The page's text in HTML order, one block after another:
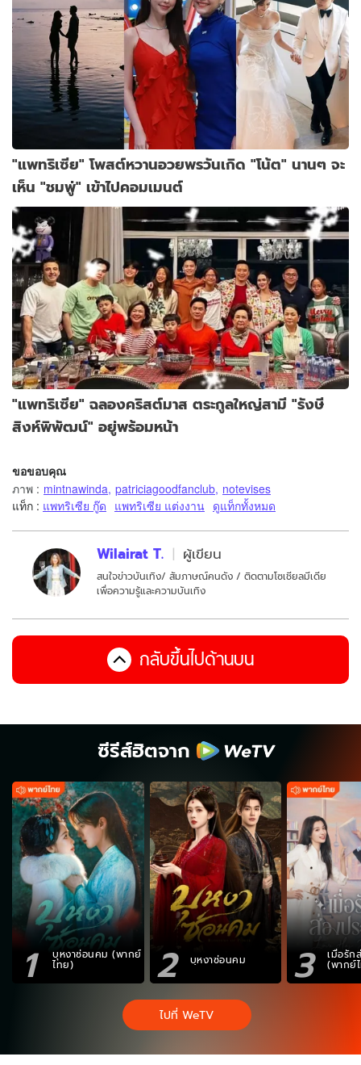
"แพทริเซีย" โพสต์หวานอวยพรวันเกิด "โน้ต" นานๆ จะ
เห็น "ชมพู่" เข้าไปคอมเมนต์
"แพทริเซีย" ฉลองคริสต์มาส ตระกูลใหญ่สามี "รังษี
สิงห์พิพัฒน์" อยู่พร้อมหน้า
ขอขอบคุณ
ภาพ : mintnawinda, patriciagoodfanclub, notevises
แท็ก : แพทริเซีย กู๊ด แพทริเซีย แต่งงาน ดูแท็กทั้งหมด
Wilairat T. ผู้เขียน
สนใจข่าวบันเทิง/ สัมภาษณ์คนดัง / ติดตามโซเชียลมีเดีย
เพื่อความรู้และความบันเทิง
กลับขึ้นไปด้านบน
ซีรีส์ฮิตจาก
1 บุหงาซ่อนคม (พากย์
ไทย) 2 บุหงาซ่อนคม 3 เมื่อรัก
(พากย์
ไปที่ WeTV